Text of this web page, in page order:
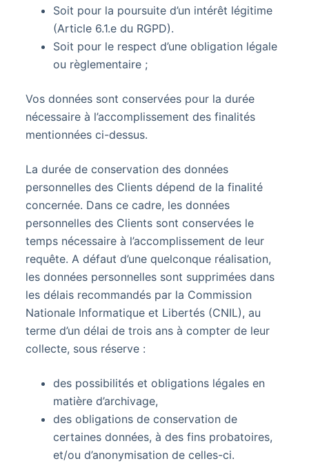
Soit pour la poursuite d’un intérêt légitime
(Article 6.1.e du RGPD).
Soit pour le respect d’une obligation légale
ou règlementaire ;
Vos données sont conservées pour la durée
nécessaire à l’accomplissement des finalités
mentionnées ci-dessus.
La durée de conservation des données
personnelles des Clients dépend de la finalité
concernée. Dans ce cadre, les données
personnelles des Clients sont conservées le
temps nécessaire à l’accomplissement de leur
requête. A défaut d’une quelconque réalisation,
les données personnelles sont supprimées dans
les délais recommandés par la Commission
Nationale Informatique et Libertés (CNIL), au
terme d’un délai de trois ans à compter de leur
collecte, sous réserve :
des possibilités et obligations légales en
matière d’archivage,
des obligations de conservation de
certaines données, à des fins probatoires,
et/ou d’anonymisation de celles-ci.